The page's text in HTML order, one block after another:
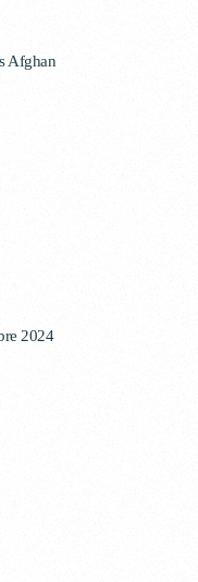
Afghan
2024